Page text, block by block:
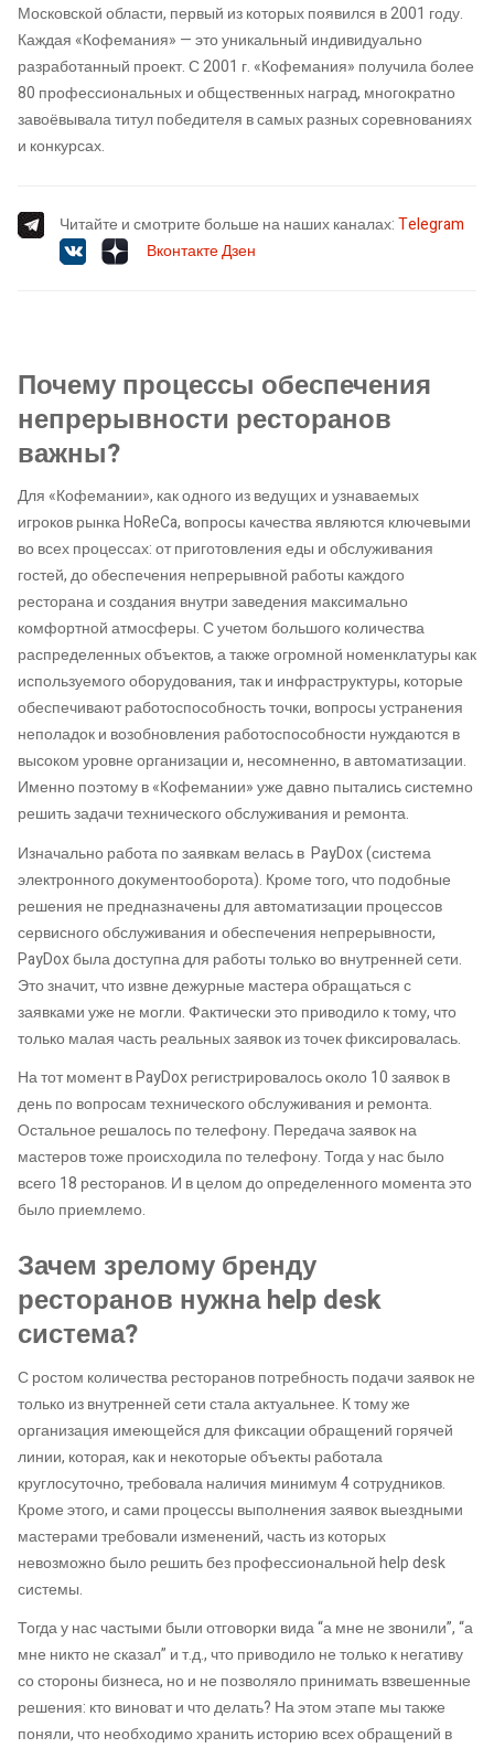
Московской области, первый из которых появился в 2001 году.
Каждая «Кофемания» — это уникальный индивидуально
разработанный проект. С 2001 г. «Кофемания» получила более
80 профессиональных и общественных наград, многократно
завоёвывала титул победителя в самых разных соревнованиях
и конкурсах.
Читайте и смотрите больше на наших каналах:Telegram
ВконтактеДзен
Почему процессы обеспечения
непрерывности ресторанов
важны?
Для «Кофемании», как одного из ведущих и узнаваемых
игроков рынка HoReCa, вопросы качества являются ключевыми
во всех процессах: от приготовления еды и обслуживания
гостей, до обеспечения непрерывной работы каждого
ресторана и создания внутри заведения максимально
комфортной атмосферы. С учетом большого количества
распределенных объектов, а также огромной номенклатуры как
используемого оборудования, так и инфраструктуры, которые
обеспечивают работоспособность точки, вопросы устранения
неполадок и возобновления работоспособности нуждаются в
высоком уровне организации и, несомненно, в автоматизации.
Именно поэтому в «Кофемании» уже давно пытались системно
решить задачи технического обслуживания и ремонта.
Изначально работа по заявкам велась в PayDox (система
электронного документооборота). Кроме того, что подобные
решения не предназначены для автоматизации процессов
сервисного обслуживания и обеспечения непрерывности,
PayDox была доступна для работы только во внутренней сети.
Это значит, что извне дежурные мастера обращаться с
заявками уже не могли. Фактически это приводило к тому, что
только малая часть реальных заявок из точек фиксировалась.
На тот момент в PayDox регистрировалось около 10 заявок в
день по вопросам технического обслуживания и ремонта.
Остальное решалось по телефону. Передача заявок на
мастеров тоже происходила по телефону. Тогда у нас было
всего 18 ресторанов. И в целом до определенного момента это
было приемлемо.
Зачем зрелому бренду
ресторанов нужна help desk
система?
С ростом количества ресторанов потребность подачи заявок не
только из внутренней сети стала актуальнее. К тому же
организация имеющейся для фиксации обращений горячей
линии, которая, как и некоторые объекты работала
круглосуточно, требовала наличия минимум 4 сотрудников.
Кроме этого, и сами процессы выполнения заявок выездными
мастерами требовали изменений, часть из которых
невозможно было решить без профессиональной help desk
системы.
Тогда у нас частыми были отговорки вида “а мне не звонили”, “а
мне никто не сказал” и т.д., что приводило не только к негативу
со стороны бизнеса, но и не позволяло принимать взвешенные
решения: кто виноват и что делать? На этом этапе мы также
поняли, что необходимо хранить историю всех обращений в